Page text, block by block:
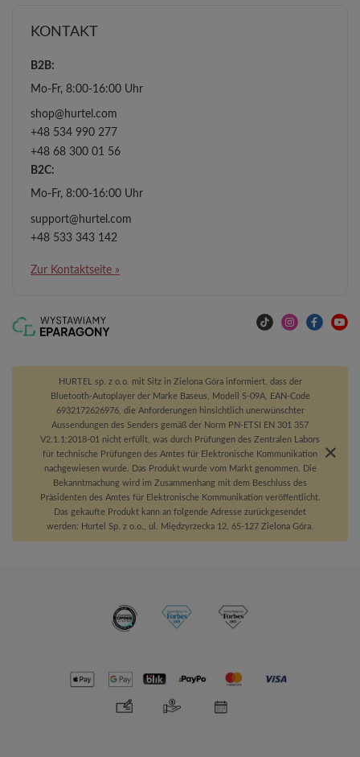
KONTAKT
B2B:
Mo-Fr, 8:00-16:00 Uhr
shop@hurtel.com
+48 534 990 277
+48 68 300 01 56
B2C:
Mo-Fr, 8:00-16:00 Uhr
support@hurtel.com
+48 533 343 142
Zur Kontaktseite »
HURTEL sp. z o.o. mit Sitz in Zielona Góra informiert, dass der
Bluetooth-Autoplayer der Marke Baseus, Modell S-09A, EAN-Code
6932172626976, die Anforderungen hinsichtlich unerwünschter
Aussendungen des Senders gemäß der Norm PN-ETSI EN 301 357
V2.1.1:2018-01 nicht erfüllt, was durch Prüfungen des Zentralen Labors
für technische Prüfungen des Amtes für Elektronische Kommunikation
nachgewiesen wurde. Das Produkt wurde vom Markt genommen. Die
Bekanntmachung wird im Zusammenhang mit dem Beschluss des
Präsidenten des Amtes für Elektronische Kommunikation veröffentlicht.
Das gekaufte Produkt kann an folgende Adresse zurückgesendet
werden: Hurtel Sp. z o.o., ul. Międzyrzecka 12, 65-127 Zielona Góra.